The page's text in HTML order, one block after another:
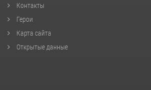
Контакты
Герои
Карта сайта
Открытые данные